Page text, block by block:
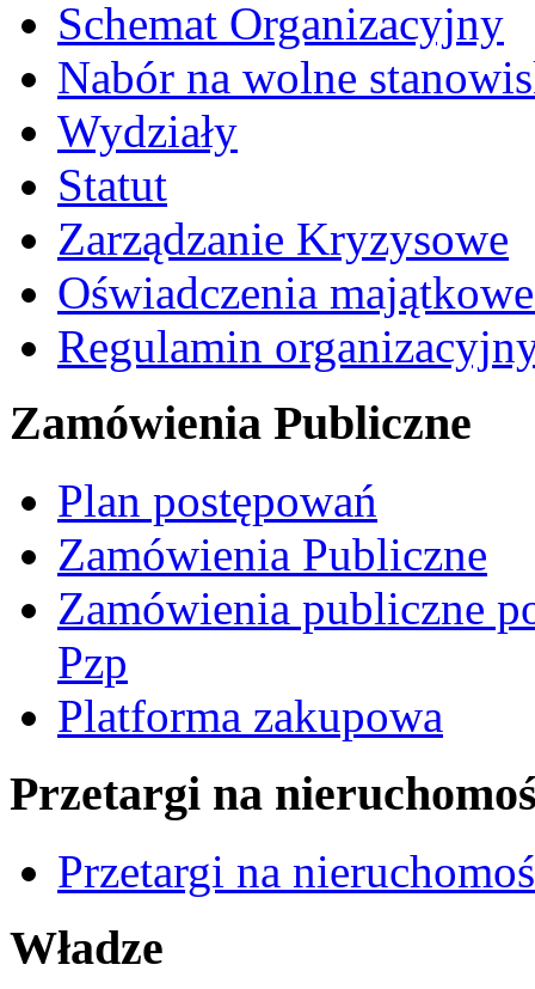
Schemat Organizacyjny
Nabór na wolne
Wydziały
Statut
Zarządzanie Kryzysowe
Oświadczenia
Regulamin
Zamówienia Publiczne
Plan postępowań
Zamówienia Publiczne
Zamówienia publiczne
Pzp
Platforma zakupowa
Przetargi na
Przetargi na
Władze